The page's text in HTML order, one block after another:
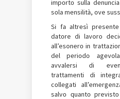
importo sulla
sola mensilità, ove
Si fa altresì
datore di lavoro
all’esonero in
del periodo
avvalersi di
trattamenti di
collegati
salvo quanto